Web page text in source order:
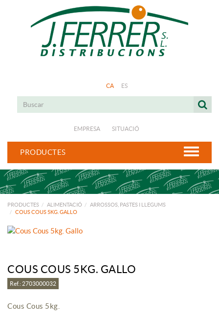
CA ES
EMPRESA SITUACIÓ
PRODUCTES
PRODUCTES ALIMENTACIÓ
ARROSSOS, PASTES I LLEGUMS
COUS COUS 5KG. GALLO
COUS COUS 5KG. GALLO
Ref.: 2703000032
Cous Cous 5kg.